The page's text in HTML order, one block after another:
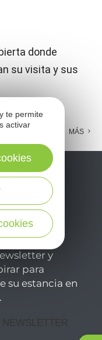
donde
su visita y sus
MÁS
nuestro
y
para
su estancia en
NEWSLETTER
te permite
activar